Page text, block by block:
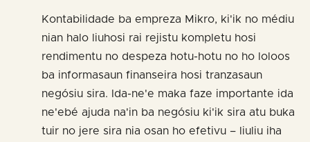
Kontabilidade ba empreza Mikro, ki'ik no médiu
nian halo liuhosi rai rejistu kompletu hosi
rendimentu no despeza hotu-hotu no ho loloos
ba informasaun finanseira hosi tranzasaun
negósiu sira. Ida-ne'e maka faze importante ida
ne'ebé ajuda na'in ba negósiu ki'ik sira atu buka
tuir no jere sira nia osan ho efetivu – liuliu iha